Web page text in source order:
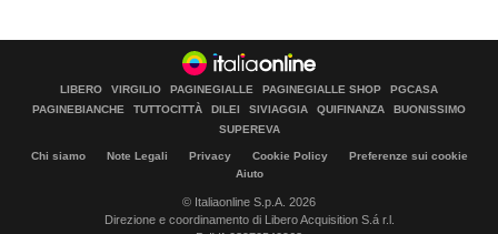
LIBERO VIRGILIO PAGINEGIALLE PAGINEGIALLE SHOP
PGCASA
PAGINEBIANCHE
TUTTOCITTÀ DILEI SIVIAGGIA QUIFINANZA
BUONISSIMO
SUPEREVA
Chi siamo Note Legali Privacy Cookie Policy
Preferenze sui cookie
Aiuto
© Italiaonline S.p.A. 2026
Direzione e coordinamento di Libero Acquisition S.á r.l.